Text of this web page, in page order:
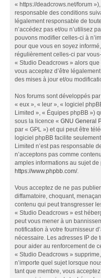
« https://deadcrows.net/forum
responsable des conditions
légalement responsable de
n’accédez pas et/ou n’utilisez
pouvons modifier celles-ci à
pour que vous en soyez
régulièrement celles-ci par
« Studio Deadcrows » alors
vous acceptez d’être
des mises à jour et/ou
Nos forums sont développés
« eux », « leur », « logiciel
Limited », « Équipes phpBB »)
sous la licence « GNU General
par « GPL ») et qui peut être
logiciel phpBB facilite
Limited n’est pas responsable
n’acceptons pas comme
amples informations au sujet
https://www.phpbb.com/.
Vous acceptez de ne pas
diffamatoire, choquant,
contenu qui peut transgresser
« Studio Deadcrows » est
peut vous mener à un
notification à votre fournisseur
nécessaire. Les adresses IP de
pour aider au renforcement de
« Studio Deadcrows »
n’importe quel sujet lorsque
tant que membre, vous